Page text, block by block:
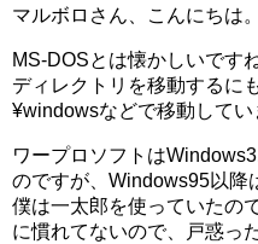
マルボロさん、こんにちは。
MS-DOSとは懐かしいですね
ディレクトリを移動するに
¥windowsなどで移動してい
ワープロソフトは
のですが、Windows95以降
僕は一太郎を使っていたの
に慣れてないので、戸惑っ